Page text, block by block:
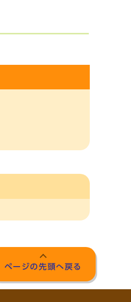
ページの先頭へ戻る